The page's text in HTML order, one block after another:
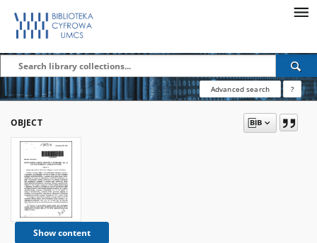
Advanced search ?
OBJECT
Show content